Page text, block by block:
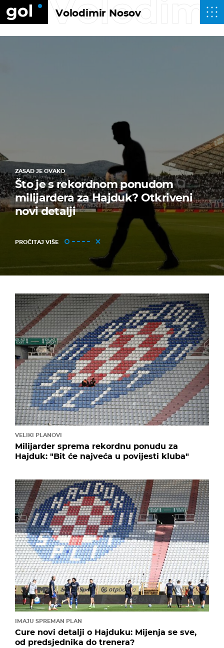
Volodimir Nosov
ZASAD JE OVAKO
Što je s rekordnom ponudom
milijardera za Hajduk? Otkriveni
novi detalji
PROČITAJ VIŠE
VELIKI PLANOVI
Milijarder sprema rekordnu ponudu za
Hajduk: "Bit će najveća u povijesti kluba"
IMAJU SPREMAN PLAN
Cure novi detalji o Hajduku: Mijenja se sve,
od predsjednika do trenera?